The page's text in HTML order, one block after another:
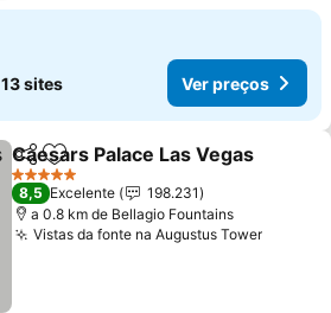
13 sites Ver preços
PartilharAdicionar aos favoritos
Caesars Palace Las Vegas
5 Estrelas
8,5 Excelente
198.231
a 0.8 km de Bellagio Fountains
Vistas da fonte na Augustus TowerVer